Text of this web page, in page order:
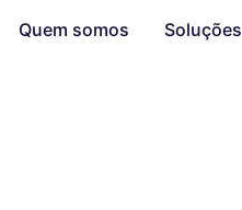
Quem somos Soluções